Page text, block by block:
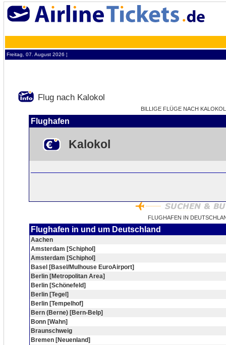
Freitag, 07. August 2026 ¦
Flug nach Kalokol
BILLIGE FLÜGE NACH
Flughafen
Kalokol
FLUGHAFEN IN
Flughafen in und um Deutschland
Aachen
Amsterdam [Schiphol]
Amsterdam [Schiphol]
Basel [Basel/Mulhouse EuroAirport]
Berlin [Metropolitan Area]
Berlin [Schönefeld]
Berlin [Tegel]
Berlin [Tempelhof]
Bern (Berne) [Bern-Belp]
Bonn [Wahn]
Braunschweig
Bremen [Neuenland]